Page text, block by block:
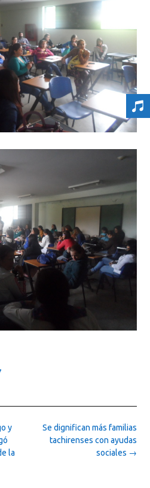
Se dignifican más familias
tachirenses con ayudas
sociales →
y
la